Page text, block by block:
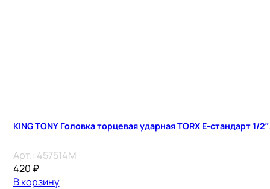
KING TONY Головка торцевая ударная TORX Е-стандарт 1/
Арт.: 457514M
420 ₽
В корзину